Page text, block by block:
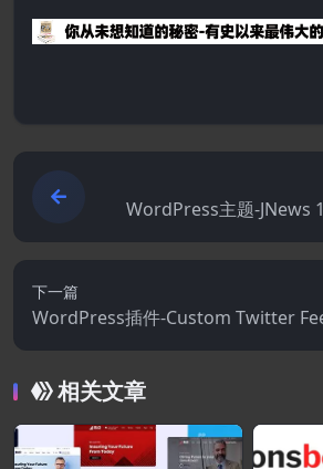
WordPress主题-JNews
s报
下一篇
WordPress插件-Custom Twitter
o 2.7.0
相关文章